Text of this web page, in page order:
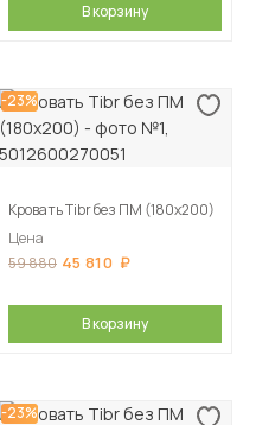
В корзину
-23%
Кровать Tibr без ПМ (180х200)
Цена
59 880 45 810
В корзину
-23%